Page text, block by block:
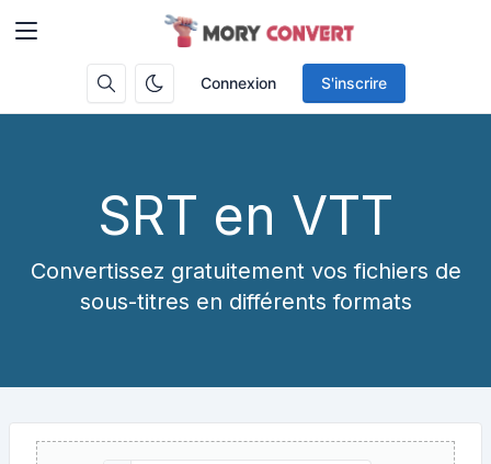
Connexion S'inscrire
SRT en VTT
Convertissez gratuitement vos fichiers de
sous-titres en différents formats